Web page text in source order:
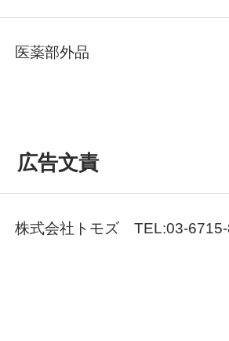
医薬部外品
広告文責
株式会社トモズ TEL:03-